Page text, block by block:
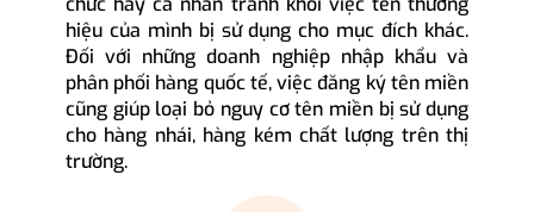
hiệu của mình bị sử dụng cho mục đích khác.
Đối với những doanh nghiệp nhập khẩu và
phân phối hàng quốc tế, việc đăng ký tên miền
cũng giúp loại bỏ nguy cơ tên miền bị sử dụng
cho hàng nhái, hàng kém chất lượng trên thị
trường.